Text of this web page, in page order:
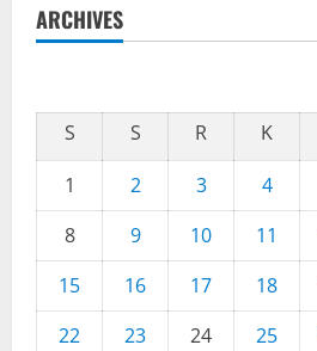
ARCHIVES
S S R K
1
2 3 4
8
9 10 11
15
16 17 18
22
23 24 25